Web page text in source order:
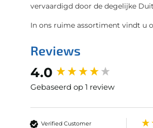
vervaardigd door de degelijke
In ons ruime assortiment vindt u
Reviews
4.0
Gebaseerd op 1 review
Verified Customer
New content loaded